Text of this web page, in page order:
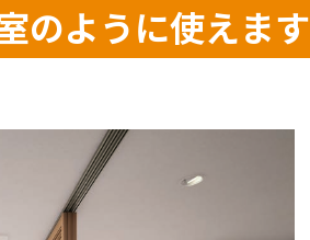
のように使えます